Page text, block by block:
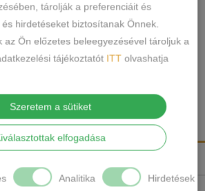
FXPG0007LA086
LEÍRÁS
tárolják a preferenciáit és
hirdetéseket biztosítanak Önnek.
az Ön előzetes beleegyezésével tároljuk a
tájékoztatót ITT olvashatja
Szeretem a sütiket
elfogadása
Analitika Hirdetések